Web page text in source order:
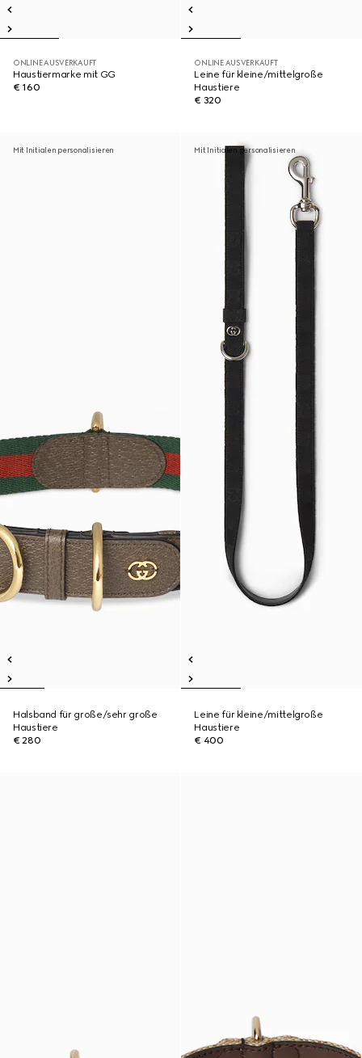
ONLINE AUSVERKAUFT
Haustiermarke mit GG
€ 160
ONLINE AUSVERKAUFT
Leine für kleine/mittelgroße
Haustiere
€ 320
Mit Initialen personalisieren
Halsband für große/sehr große
Haustiere
€ 280
Mit Initialen personalisieren
Leine für kleine/mittelgroße
Haustiere
€ 400